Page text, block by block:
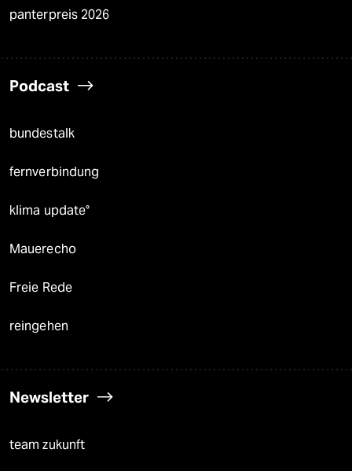
panterpreis 2026
Podcast
bundestalk
fernverbindung
klima update°
Mauerecho
Freie Rede
reingehen
Newsletter
team zukunft